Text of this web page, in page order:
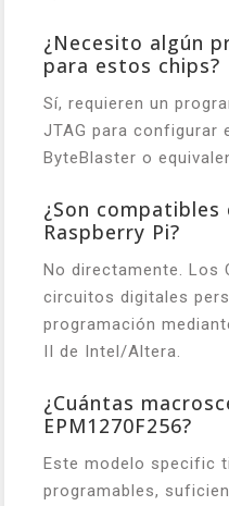
¿Necesito algún
para estos chips?
Sí, requieren un
JTAG para configurar
ByteBlaster o
¿Son
Raspberry Pi?
No directamente. Los
circuitos digitales
programación
II de Intel/Altera.
¿Cuántas
EPM1270F256?
Este modelo specific
programables,